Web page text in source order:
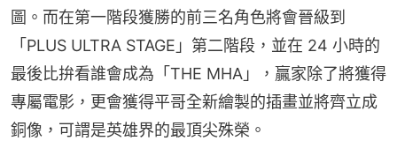
圖。而在第一階段獲勝的前三名角色將會晉級到
「PLUS ULTRA STAGE」第二階段，並在 24 小時的
最後比拚看誰會成為「THE MHA」，贏家除了將獲得
專屬電影，更會獲得平哥全新繪製的插畫並將齊立成
銅像，可謂是英雄界的最頂尖殊榮。